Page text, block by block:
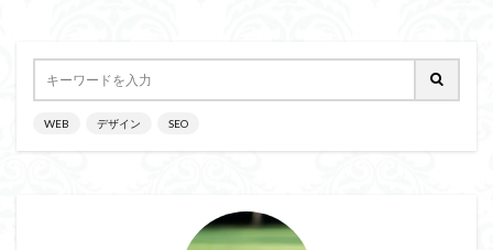
WEB デザイン SEO